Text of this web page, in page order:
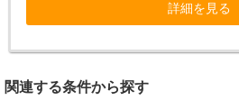
詳細を見る
関連する条件から探す